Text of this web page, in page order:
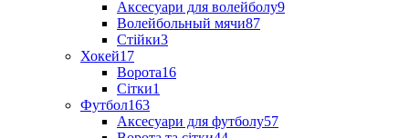
Аксесуари для волейболу9
Волейбольный мячи87
Стійки3
Хокей17
Ворота16
Сітки1
Футбол163
Аксесуари для футболу57